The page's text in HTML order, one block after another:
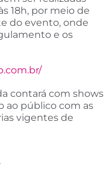
18h, por meio de
do evento, onde
e os
contará com shows
ao público com as
vigentes de